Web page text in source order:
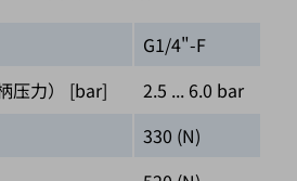
G1/4"-F
压力） [bar]
2.5 ... 6.0 bar
330 (N)